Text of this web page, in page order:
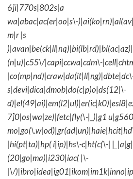
6]i|770s|802s|a
wa|abac|ac(er|oo|s\-
m|r |s
(n|u)|c55\/|capi|ccwa|cdm\-
s|devi|dica|dmob|do(c|p)o|ds(12|\-
7]0|os|wa|ze)|fetc|fly(\-|_)|g1
|hi(pt|ta)|hp( i|ip)|hs\-c|ht(c(\-|
(20|go|ma)|i230|iac( |\-
|\/